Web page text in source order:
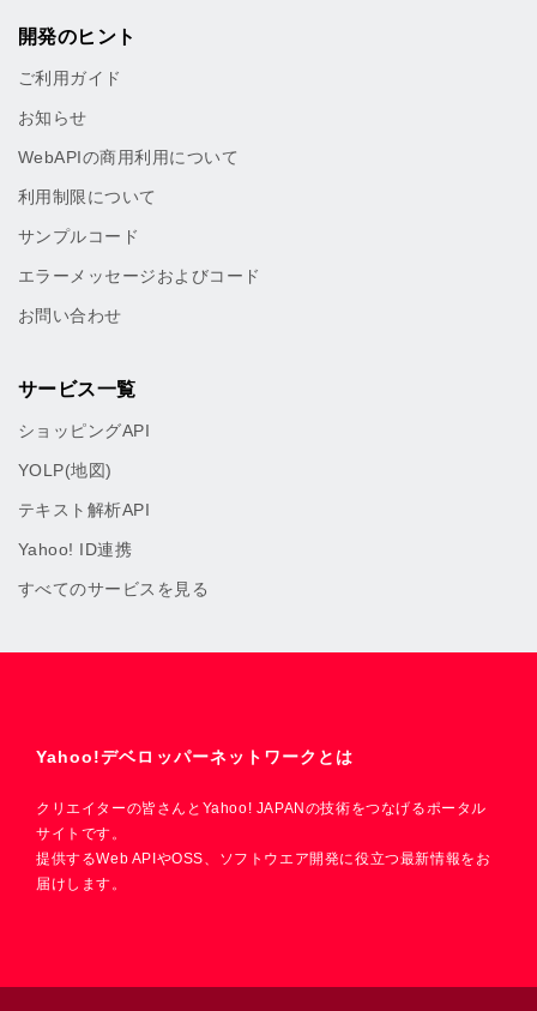
開発のヒント
ご利用ガイド
お知らせ
WebAPIの商用利用について
利用制限について
サンプルコード
エラーメッセージおよびコード
お問い合わせ
サービス一覧
ショッピングAPI
YOLP(地図)
テキスト解析API
Yahoo! ID連携
すべてのサービスを見る
Yahoo!デベロッパーネットワークとは
クリエイターの皆さんとYahoo! JAPANの技術をつなげるポータル
サイトです。
提供するWeb APIやOSS、ソフトウエア開発に役立つ最新情報をお
届けします。